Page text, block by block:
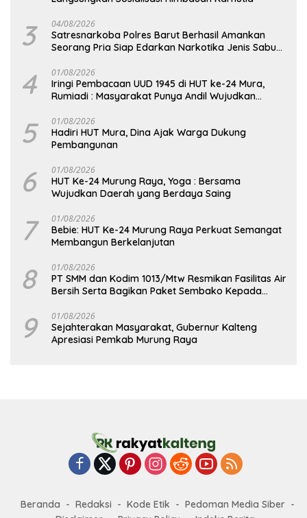
3 04/08/2026
Satresnarkoba Polres Barut Berhasil Amankan
Seorang Pria Siap Edarkan Narkotika Jenis Sabu
4 01/08/2026
Iringi Pembacaan UUD 1945 di HUT ke-24 Mura,
Rumiadi : Masyarakat Punya Andil Wujudkan
5 01/08/2026
Hadiri HUT Mura, Dina Ajak Warga Dukung
Pembangunan
6 01/08/2026
HUT Ke-24 Murung Raya, Yoga : Bersama
Wujudkan Daerah yang Berdaya Saing
7 01/08/2026
Bebie: HUT Ke-24 Murung Raya Perkuat Semangat
Membangun Berkelanjutan
8 01/08/2026
PT SMM dan Kodim 1013/Mtw Resmikan Fasilitas Air
Bersih Serta Bagikan Paket Sembako Kepada
9 01/08/2026
Sejahterakan Masyarakat, Gubernur Kalteng
Apresiasi Pemkab Murung Raya
Beranda Redaksi Kode Etik
Pedoman Media Siber